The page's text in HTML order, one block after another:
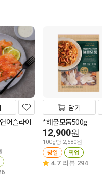
어슬라이
담기
*해물모둠500g
12,900원
100g당 2,580원
당일 픽업
4.7 리뷰 294